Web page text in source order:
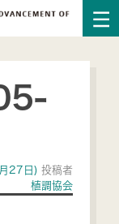
27日)投稿者
植調協会